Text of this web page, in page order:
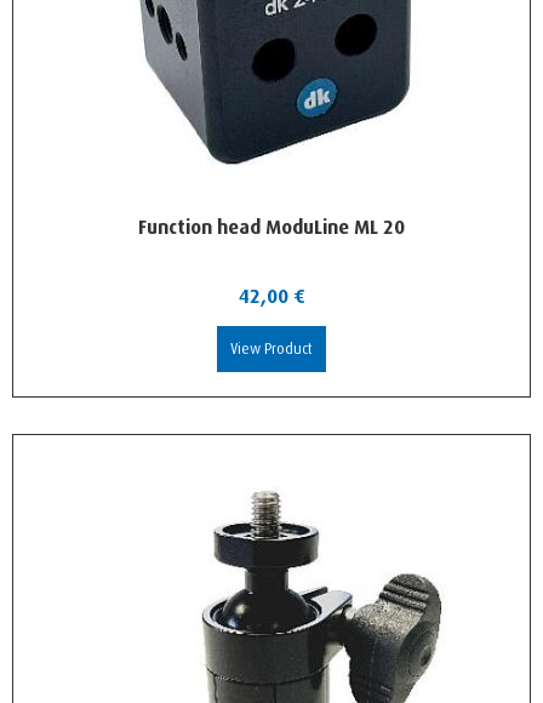
Function head ModuLine ML 20
42,00 €
View Product